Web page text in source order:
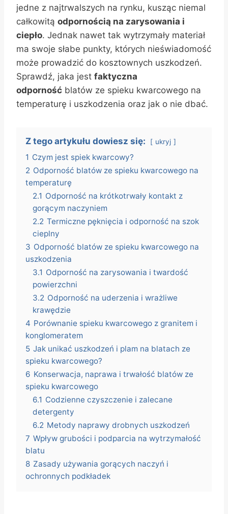
jedne z najtrwalszych na rynku, kusząc niemal
całkowitą odpornością na zarysowania i
ciepło. Jednak nawet tak wytrzymały materiał
ma swoje słabe punkty, których nieświadomość
może prowadzić do kosztownych uszkodzeń.
Sprawdź, jaka jest faktyczna
odporność blatów ze spieku kwarcowego na
temperaturę i uszkodzenia oraz jak o nie dbać.
Z tego artykułu dowiesz się: ukryj
1 Czym jest spiek kwarcowy?
2 Odporność blatów ze spieku kwarcowego na
temperaturę
2.1 Odporność na krótkotrwały kontakt z
gorącym naczyniem
2.2 Termiczne pęknięcia i odporność na szok
cieplny
3 Odporność blatów ze spieku kwarcowego na
uszkodzenia
3.1 Odporność na zarysowania i twardość
powierzchni
3.2 Odporność na uderzenia i wrażliwe
krawędzie
4 Porównanie spieku kwarcowego z granitem i
konglomeratem
5 Jak unikać uszkodzeń i plam na blatach ze
spieku kwarcowego?
6 Konserwacja, naprawa i trwałość blatów ze
spieku kwarcowego
6.1 Codzienne czyszczenie i zalecane
detergenty
6.2 Metody naprawy drobnych uszkodzeń
7 Wpływ grubości i podparcia na wytrzymałość
blatu
8 Zasady używania gorących naczyń i
ochronnych podkładek